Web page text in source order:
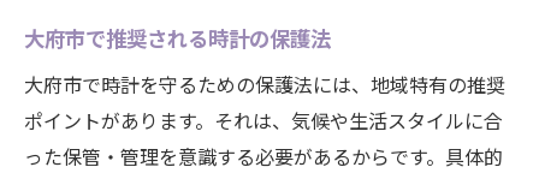
地域に根ざした時計情報で知識を深めよう
大府市で得られる時計に関する知識
時計愛好者のための地域交流のすすめ
大府市で推奨される時計の保護法
大府市で時計を守るための保護法には、地域特有の推奨
ポイントがあります。それは、気候や生活スタイルに合
った保管・管理を意識する必要があるからです。具体的